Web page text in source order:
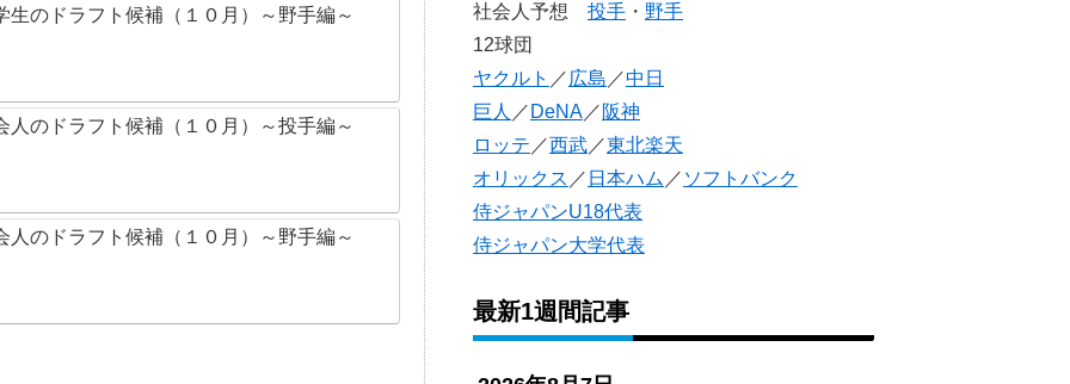
生のドラフト候補（１０月）～野手編～
人のドラフト候補（１０月）～投手編～
人のドラフト候補（１０月）～野手編～
社会人予想 投手 ・ 野手
12球団
ヤクルト ／ 広島 ／中日
巨人 ／ DeNA ／ 阪神
ロッテ ／西武 ／東北楽天
オリックス ／ 日本ハム ／ ソフトバンク
侍ジャパンU18代表
侍ジャパン大学代表
最新1週間記事